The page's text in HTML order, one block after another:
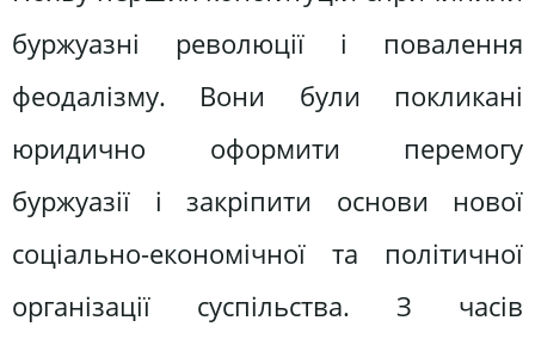
буржуазні революції і повалення
феодалізму. Вони були покликані
юридично оформити перемогу
буржуазії і закріпити основи нової
соціально-економічної та політичної
організації суспільства. З часів